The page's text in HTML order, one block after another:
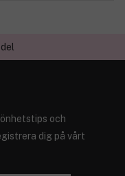
och
dig på vårt